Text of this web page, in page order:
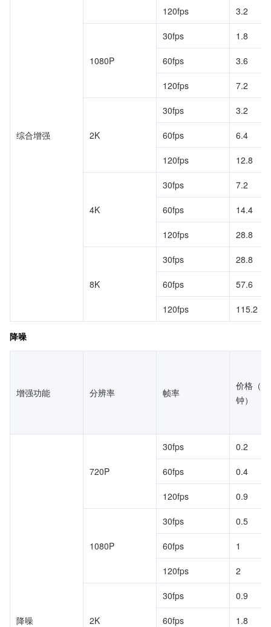
综合增强
120fps 3.2
1080P
30fps 1.8
60fps 3.6
120fps 7.2
2K
30fps 3.2
60fps 6.4
120fps 12.8
4K
30fps 7.2
60fps 14.4
120fps 28.8
8K
30fps 28.8
60fps 57.6
120fps 115.2
降噪
增强功能 分辨率 帧率
价格（
钟）
降噪
720P
30fps 0.2
60fps 0.4
120fps 0.9
1080P
30fps 0.5
60fps 1
120fps 2
2K
30fps 0.9
60fps 1.8